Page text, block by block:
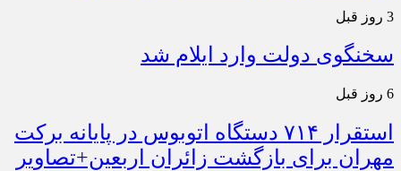
3 روز قبل
سخنگوی دولت وارد ایلام شد
6 روز قبل
استقرار ۷۱۴ دستگاه اتوبوس در پایانه برکت
مهران برای بازگشت زائران اربعین+تصاویر